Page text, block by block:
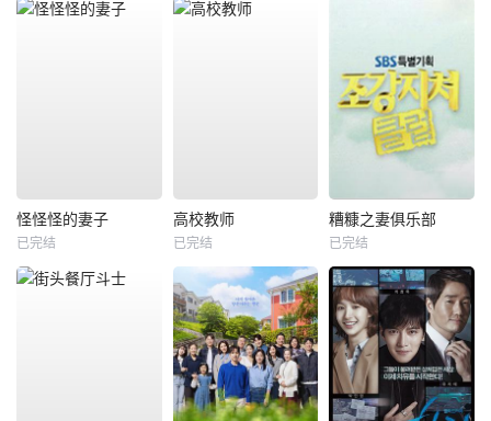
怪怪怪的妻子
已完结
高校教师
已完结
糟糠之妻俱乐部
已完结